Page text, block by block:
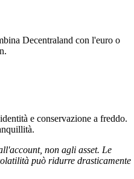
Decentraland con l'euro o
e conservazione a freddo.
non agli asset. Le
può ridurre drasticamente